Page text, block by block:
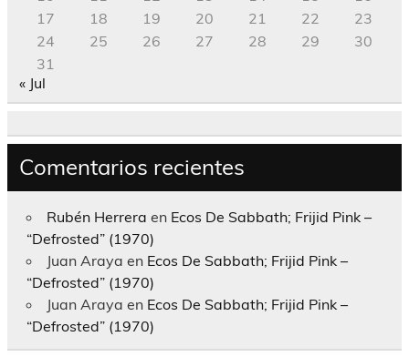
17
18 19 20 21 22
23
24
25 26 27 28 29
30
31
« Jul
Comentarios recientes
Rubén Herrera en Ecos De Sabbath; Frijid Pink –
“Defrosted” (1970)
Juan Araya en Ecos De Sabbath; Frijid Pink –
“Defrosted” (1970)
Juan Araya en Ecos De Sabbath; Frijid Pink –
“Defrosted” (1970)